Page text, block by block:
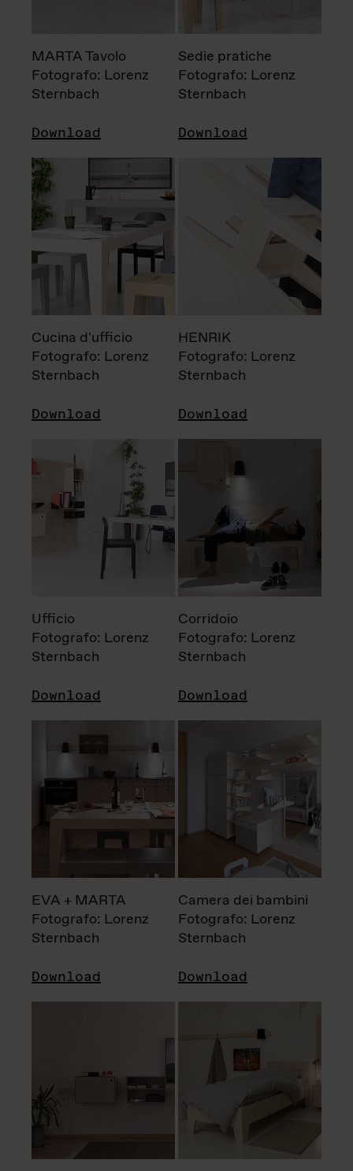
MARTA Tavolo
Fotografo: Lorenz
Sternbach
Download
Sedie pratiche
Fotografo: Lorenz
Sternbach
Download
Cucina d'ufficio
Fotografo: Lorenz
Sternbach
Download
HENRIK
Fotografo: Lorenz
Sternbach
Download
Ufficio
Fotografo: Lorenz
Sternbach
Download
Corridoio
Fotografo: Lorenz
Sternbach
Download
EVA + MARTA
Fotografo: Lorenz
Sternbach
Download
Camera dei bambini
Fotografo: Lorenz
Sternbach
Download